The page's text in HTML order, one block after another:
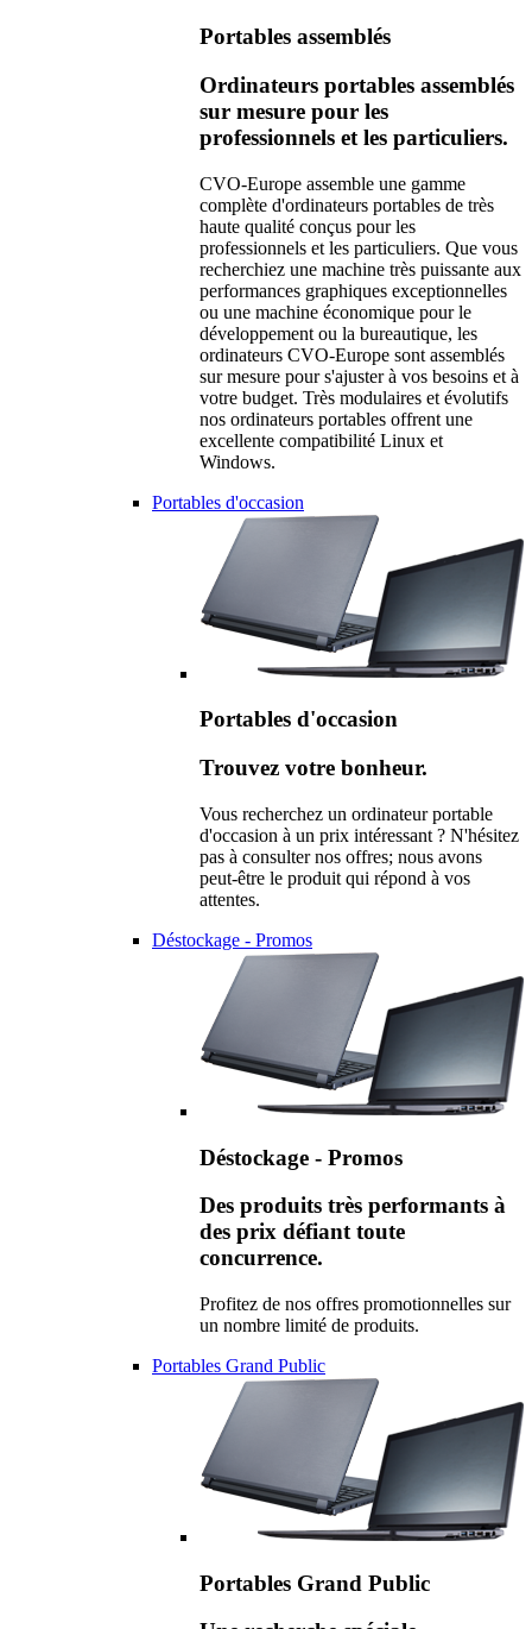
Portables assemblés
Ordinateurs portables assemblés
sur mesure pour les
professionnels et les particuliers.
CVO-Europe assemble une gamme
complète d'ordinateurs portables de très
haute qualité conçus pour les
professionnels et les particuliers. Que vous
recherchiez une machine très puissante aux
performances graphiques exceptionnelles
ou une machine économique pour le
développement ou la bureautique, les
ordinateurs CVO-Europe sont assemblés
sur mesure pour s'ajuster à vos besoins et à
votre budget. Très modulaires et évolutifs
nos ordinateurs portables offrent une
excellente compatibilité Linux et
Windows.
Portables d'occasion
Portables d'occasion
Trouvez votre bonheur.
Vous recherchez un ordinateur portable
d'occasion à un prix intéressant ? N'hésitez
pas à consulter nos offres; nous avons
peut-être le produit qui répond à vos
attentes.
Déstockage - Promos
Déstockage - Promos
Des produits très performants à
des prix défiant toute
concurrence.
Profitez de nos offres promotionnelles sur
un nombre limité de produits.
Portables Grand Public
Portables Grand Public